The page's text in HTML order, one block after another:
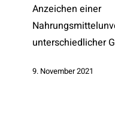
Anzeichen einer
unterschiedlicher
9. November 2021